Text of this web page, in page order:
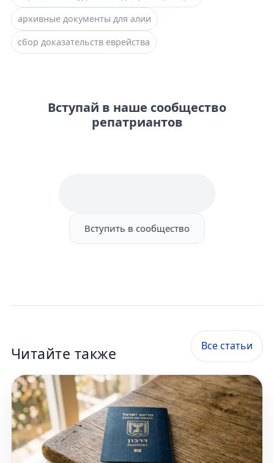
архивные документы для алии
сбор доказательств еврейства
Вступай в наше сообщество
репатриантов
Вступить в сообщество
Читайте также Все статьи